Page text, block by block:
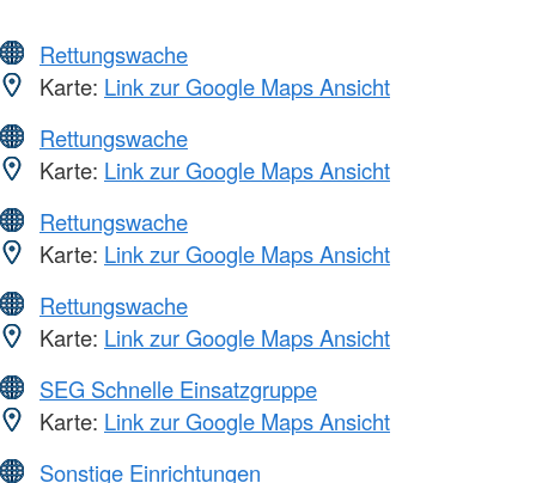
Rettungswache
Karte: Link zur Google Maps Ansicht
Rettungswache
Karte: Link zur Google Maps Ansicht
Rettungswache
Karte: Link zur Google Maps Ansicht
Rettungswache
Karte: Link zur Google Maps Ansicht
SEG Schnelle Einsatzgruppe
Karte: Link zur Google Maps Ansicht
Sonstige Einrichtungen